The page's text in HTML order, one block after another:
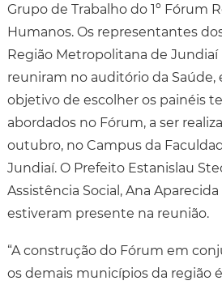
Grupo de Trabalho do 1º Fórum
Humanos. Os representantes
Região Metropolitana de Jundiaí
reuniram no auditório da Saúde,
objetivo de escolher os painéis
abordados no Fórum, a ser
outubro, no Campus da
Jundiaí. O Prefeito Estanislau
Assistência Social, Ana
estiveram presente na reunião.
“A construção do Fórum em
os demais municípios da região